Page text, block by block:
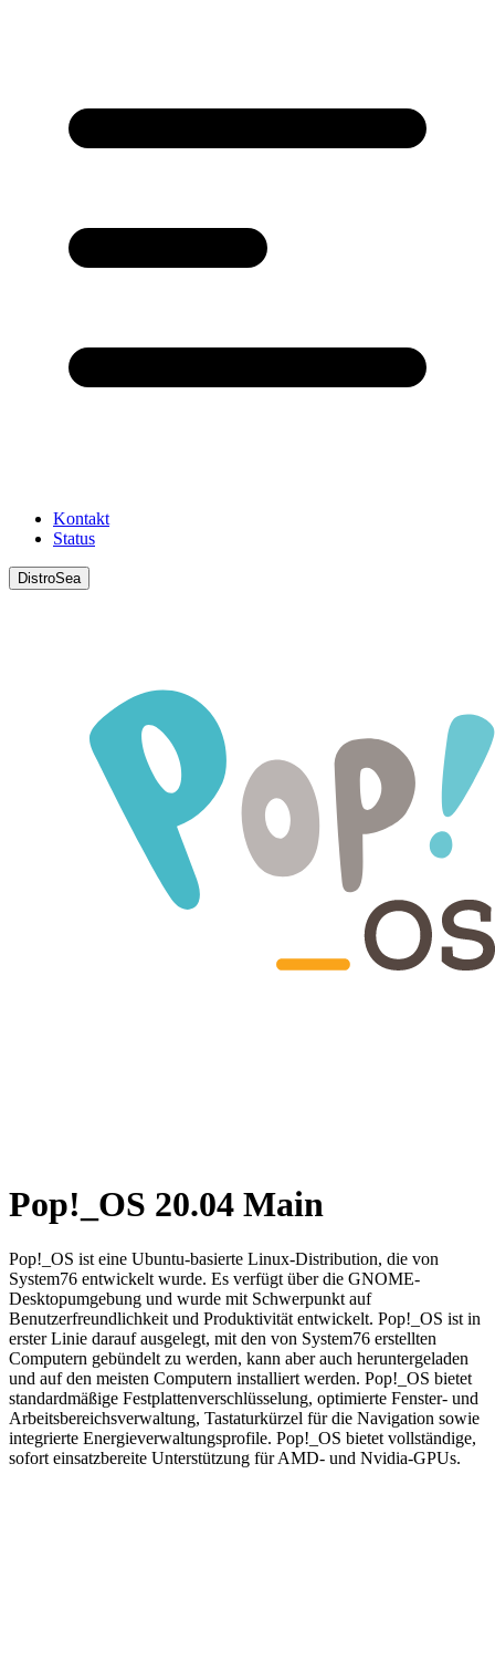
Kontakt
Status
DistroSea
Pop!_OS 20.04 Main
Pop!_OS ist eine Ubuntu-basierte Linux-Distribution, die von
System76 entwickelt wurde. Es verfügt über die GNOME-
Desktopumgebung und wurde mit Schwerpunkt auf
Benutzerfreundlichkeit und Produktivität entwickelt. Pop!_OS ist in
erster Linie darauf ausgelegt, mit den von System76 erstellten
Computern gebündelt zu werden, kann aber auch heruntergeladen
und auf den meisten Computern installiert werden. Pop!_OS bietet
standardmäßige Festplattenverschlüsselung, optimierte Fenster- und
Arbeitsbereichsverwaltung, Tastaturkürzel für die Navigation sowie
integrierte Energieverwaltungsprofile. Pop!_OS bietet vollständige,
sofort einsatzbereite Unterstützung für AMD- und Nvidia-GPUs.